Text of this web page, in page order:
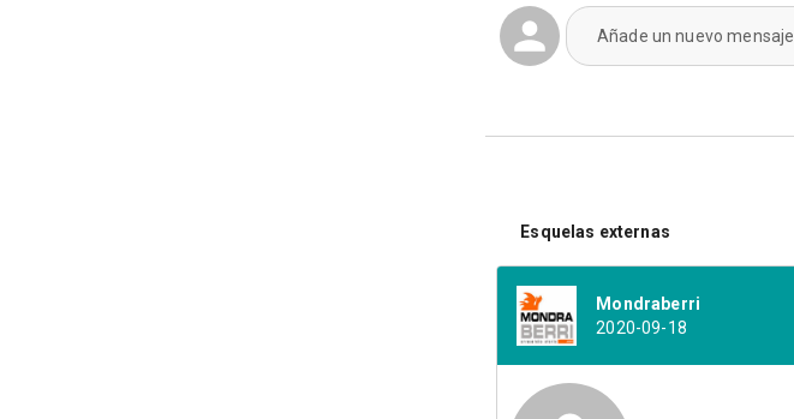
Añade un nuevo mensaje
Esquelas externas
Mondraberri
2020-09-18